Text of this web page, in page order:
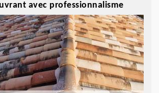
avec professionnalisme